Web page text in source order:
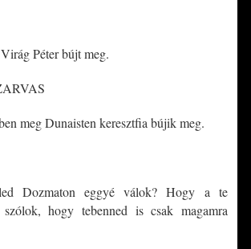
Péter bújt meg.
meg Dunaisten keresztfia bújik meg.
Dozmaton eggyé válok? Hogy a te
hogy tebenned is csak magamra